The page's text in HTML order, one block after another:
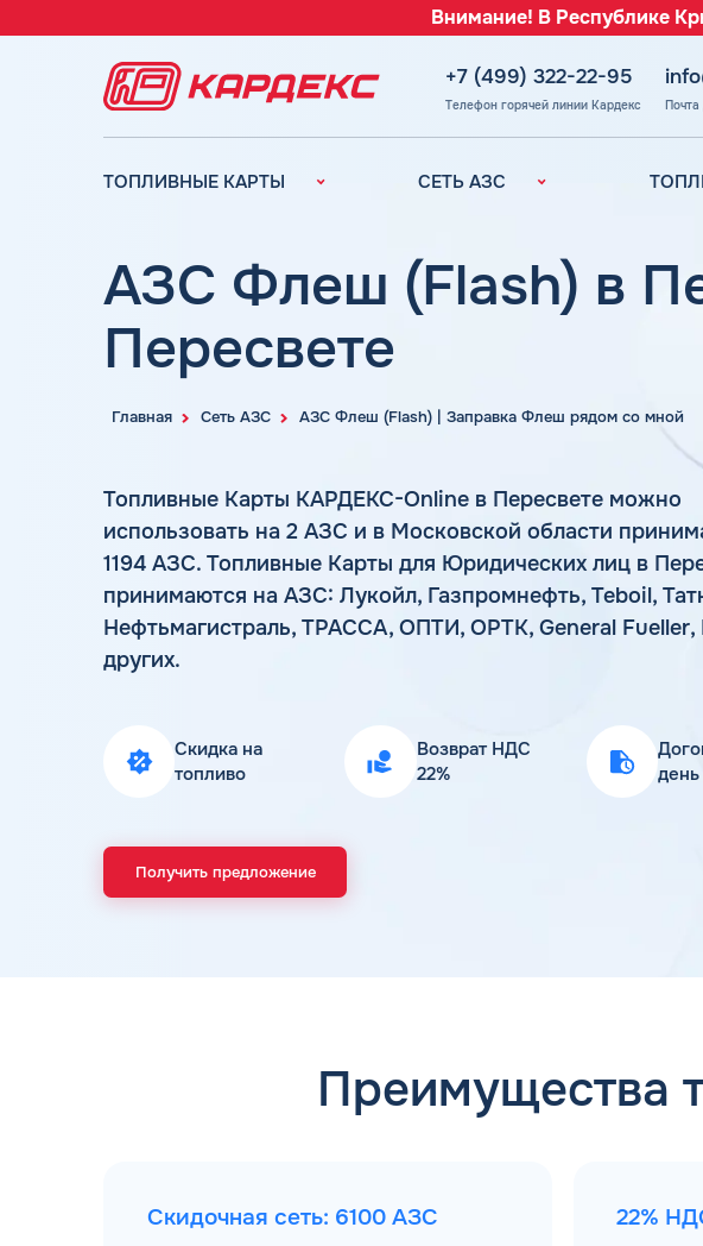
Внимание! В Республике
+7 (499) 322-22-95
Телефон горячей линии Кардекс
ТОПЛИВНЫЕ КАРТЫ
Преимущества
Индивидуальный
Автомойки
Шиномонтаж
Вопросы и Ответы
СЕТЬ АЗС
АЗС Газпромнефть
АЗС Газпром
АЗС
Нефтьмагистраль
Наши
Статьи
Цена
Главная Сеть АЗС АЗС Флеш (Flash) | Заправка Флеш рядом со мной
АЗС Флеш (Flash) в
Пересвете
Топливные Карты КАРДЕКС-Online в Пересвете можно
использовать на 2 АЗС и в Московской области
1194 АЗС. Топливные Карты для Юридических лиц в
принимаются на АЗС: Лукойл, Газпромнефть, Teboil,
Нефтьмагистраль, ТРАССА, ОПТИ, ОРТК, General Fueller,
других.
Скидка на
топливо
Возврат НДС
22%
день
Получить предложение
Преимущества
Скидочная сеть: 6100 АЗС 22%